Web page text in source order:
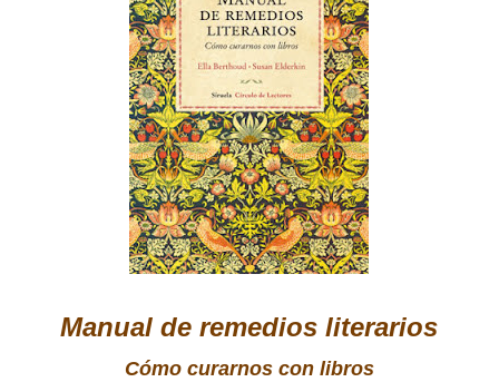
Manual de remedios literarios
Cómo curarnos con libros